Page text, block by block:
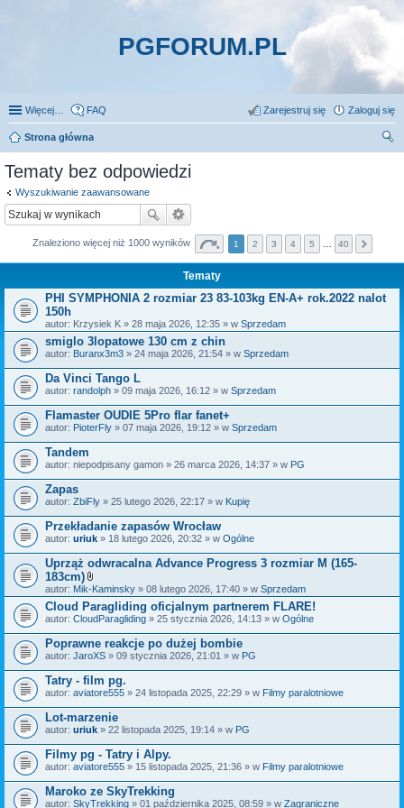
PGFORUM.PL
Więcej… FAQ Zaloguj się
Zarejestruj się
Strona główna
Tematy bez odpowiedzi
Wyszukiwanie zaawansowane
Znaleziono więcej niż 1000 wyników 1 2 3 4 5 40
Tematy
PHI SYMPHONIA 2 rozmiar 23 83-103kg EN-A+ rok.2022 nalot
150h
autor: Krzysiek K » 28 maja 2026, 12:35 » w Sprzedam
smiglo 3lopatowe 130 cm z chin
autor: Buranx3m3 » 24 maja 2026, 21:54 » w Sprzedam
Da Vinci Tango L
autor: randolph » 09 maja 2026, 16:12 » w Sprzedam
Flamaster OUDIE 5Pro flar fanet+
autor: PioterFly » 07 maja 2026, 19:12 » w Sprzedam
Tandem
autor: niepodpisany gamon » 26 marca 2026, 14:37 » w PG
Zapas
autor: ZbiFly » 25 lutego 2026, 22:17 » w Kupię
Przekładanie zapasów Wrocław
autor: uriuk » 18 lutego 2026, 20:32 » w Ogólne
Uprząż odwracalna Advance Progress 3 rozmiar M (165-
183cm)
Z
a
ł
ą
z
n
i
k
i
autor: Mik-Kaminsky » 08 lutego 2026, 17:40 » w Sprzedam
Cloud Paragliding oficjalnym partnerem FLARE!
autor: CloudParagliding » 25 stycznia 2026, 14:13 » w Ogólne
Poprawne reakcje po dużej bombie
autor: JaroXS » 09 stycznia 2026, 21:01 » w PG
Tatry - film pg.
autor: aviatore555 » 24 listopada 2025, 22:29 » w Filmy paralotniowe
Lot-marzenie
autor: uriuk » 22 listopada 2025, 19:14 » w PG
Filmy pg - Tatry i Alpy.
autor: aviatore555 » 15 listopada 2025, 21:36 » w Filmy paralotniowe
Maroko ze SkyTrekking
autor: SkyTrekking » 01 października 2025, 08:59 » w Zagraniczne